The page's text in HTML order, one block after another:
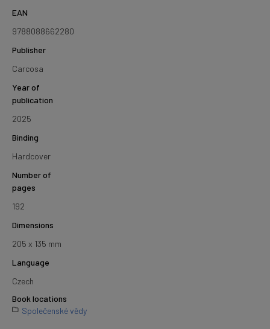
EAN
9788088662280
Publisher
Carcosa
Year of
publication
2025
Binding
Hardcover
Number of
pages
192
Dimensions
205 x 135 mm
Language
Czech
Book locations
Společenské vědy